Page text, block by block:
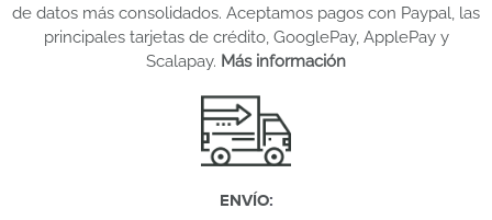
de datos más consolidados. Aceptamos pagos con Paypal, las
principales tarjetas de crédito, GooglePay, ApplePay y
Scalapay. Más información
ENVÍO: